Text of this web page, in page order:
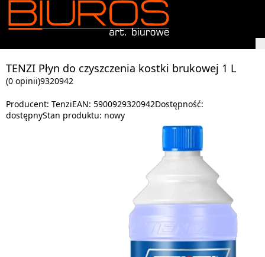
TENZI Płyn do czyszczenia kostki brukowej 1 L
(0 opinii)9320942
Producent: TenziEAN: 5900929320942Dostępność:
dostępnyStan produktu: nowy